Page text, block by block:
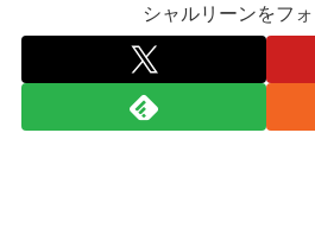
シャルリーンをフ